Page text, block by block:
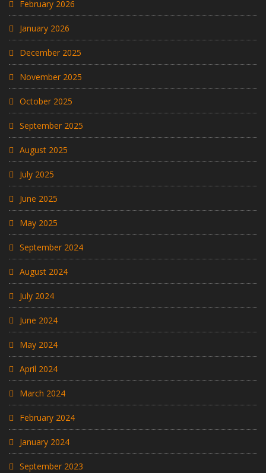
February 2026
January 2026
December 2025
November 2025
October 2025
September 2025
August 2025
July 2025
June 2025
May 2025
September 2024
August 2024
July 2024
June 2024
May 2024
April 2024
March 2024
February 2024
January 2024
September 2023